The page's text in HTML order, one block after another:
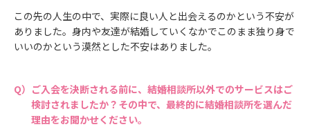
この先の人生の中で、実際に良い人と出会えるのかという不安が
ありました。身内や友達が結婚していくなかでこのまま独り身で
いいのかという漠然とした不安はありました。
ご入会を決断される前に、結婚相談所以外でのサービスはご
検討されましたか？その中で、最終的に結婚相談所を選んだ
理由をお聞かせください。